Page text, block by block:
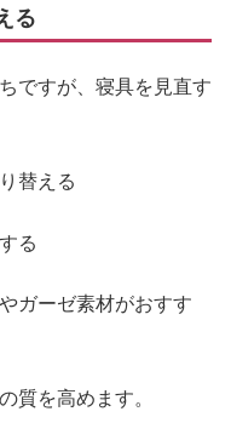
る
ですが、寝具を見直す
替える
る
ガーゼ素材がおすす
質を高めます。